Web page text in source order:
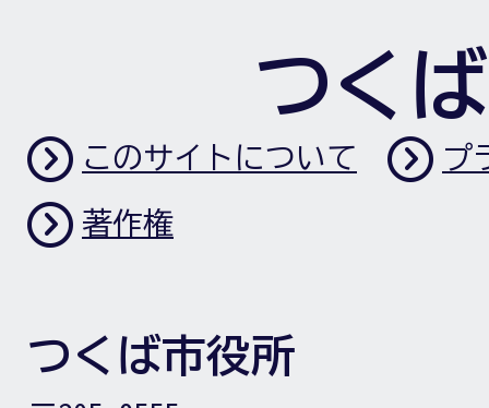
つく
このサイトについて プ
著作権
つくば市役所